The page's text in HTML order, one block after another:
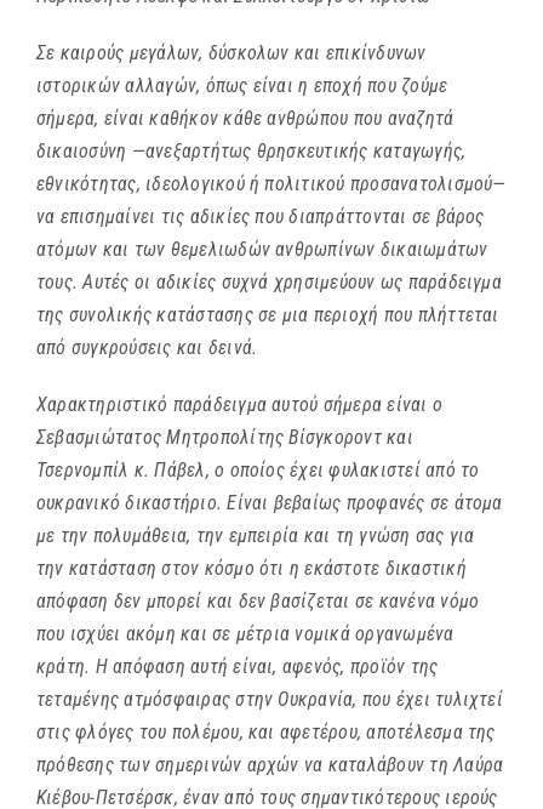
Σε καιρούς μεγάλων, δύσκολων και επικίνδυνων
ιστορικών αλλαγών, όπως είναι η εποχή που ζούμε
σήμερα, είναι καθήκον κάθε ανθρώπου που αναζητά
δικαιοσύνη —ανεξαρτήτως θρησκευτικής καταγωγής,
εθνικότητας, ιδεολογικού ή πολιτικού προσανατολισμού—
να επισημαίνει τις αδικίες που διαπράττονται σε βάρος
ατόμων και των θεμελιωδών ανθρωπίνων δικαιωμάτων
τους. Αυτές οι αδικίες συχνά χρησιμεύουν ως παράδειγμα
της συνολικής κατάστασης σε μια περιοχή που πλήττεται
από συγκρούσεις και δεινά.
Χαρακτηριστικό παράδειγμα αυτού σήμερα είναι ο
Σεβασμιώτατος Μητροπολίτης Βίσγκοροντ και
Τσερνομπίλ κ. Πάβελ, ο οποίος έχει φυλακιστεί από το
ουκρανικό δικαστήριο. Είναι βεβαίως προφανές σε άτομα
με την πολυμάθεια, την εμπειρία και τη γνώση σας για
την κατάσταση στον κόσμο ότι η εκάστοτε δικαστική
απόφαση δεν μπορεί και δεν βασίζεται σε κανένα νόμο
που ισχύει ακόμη και σε μέτρια νομικά οργανωμένα
κράτη. Η απόφαση αυτή είναι, αφενός, προϊόν της
τεταμένης ατμόσφαιρας στην Ουκρανία, που έχει τυλιχτεί
στις φλόγες του πολέμου, και αφετέρου, αποτέλεσμα της
πρόθεσης των σημερινών αρχών να καταλάβουν τη Λαύρα
Κιέβου-Πετσέρσκ, έναν από τους σημαντικότερους ιερούς